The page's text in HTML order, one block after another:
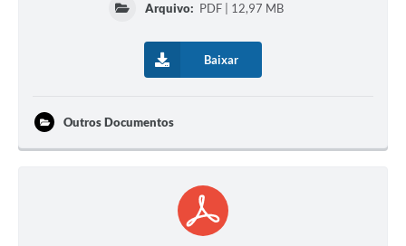
Arquivo: PDF | 12,97 MB
Baixar
Outros Documentos